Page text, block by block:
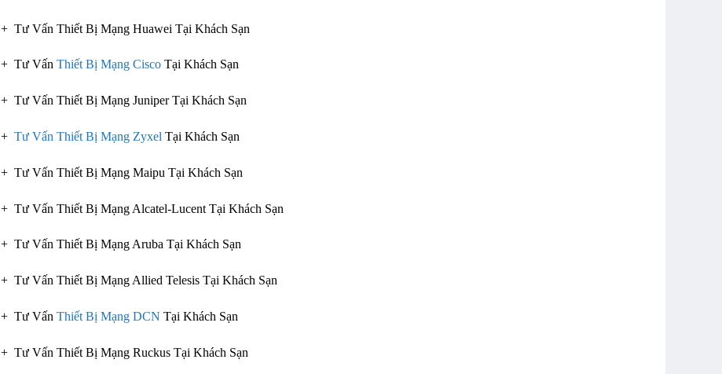
+ Tư Vấn Thiết Bị Mạng Huawei Tại Khách Sạn
+ Tư Vấn Thiết Bị Mạng Cisco Tại Khách Sạn
+ Tư Vấn Thiết Bị Mạng Juniper Tại Khách Sạn
+ Tư Vấn Thiết Bị Mạng Zyxel Tại Khách Sạn
+ Tư Vấn Thiết Bị Mạng Maipu Tại Khách Sạn
+ Tư Vấn Thiết Bị Mạng Alcatel-Lucent Tại Khách Sạn
+ Tư Vấn Thiết Bị Mạng Aruba Tại Khách Sạn
+ Tư Vấn Thiết Bị Mạng Allied Telesis Tại Khách Sạn
+ Tư Vấn Thiết Bị Mạng DCN Tại Khách Sạn
+ Tư Vấn Thiết Bị Mạng Ruckus Tại Khách Sạn